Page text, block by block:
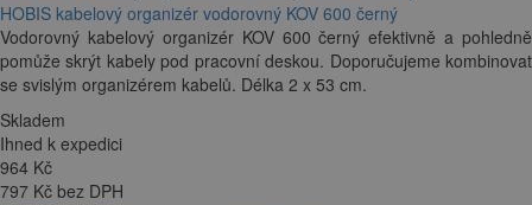
HOBIS kabelový organizér vodorovný KOV 600 černý
Vodorovný kabelový organizér KOV 600 černý efektivně a pohledně
pomůže skrýt kabely pod pracovní deskou. Doporučujeme kombinovat
se svislým organizérem kabelů. Délka 2 x 53 cm.
Skladem
Ihned k expedici
964 Kč
797 Kč bez DPH